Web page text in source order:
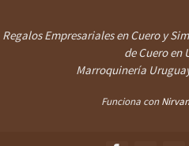
Regalos Empresariales en Cuero y
de Cuero en
Marroquinería
Funciona con